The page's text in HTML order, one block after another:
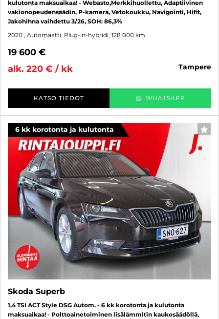
kulutonta maksuaikaa! - Webasto,Merkkihuollettu, Adaptiivinen
vakionopeudensäädin, P-kamera, Vetokoukku, Navigointi, Hifit,
Jakohihna vaihdettu 3/26, SOH: 86,3%
2020 , Automaatti, Plug-in-hybridi, 128 000 km
19 600 €
alk. 220 € / kk
tampere
KATSO TIEDOT WHATSAPP
6 kk korotonta ja kulutonta
Skoda Superb
1,4 TSI ACT Style DSG Autom. - 6 kk korotonta ja kulutonta
maksuaikaa! - Polttoainetoiminen lisälämmitin kaukosäädöllä,